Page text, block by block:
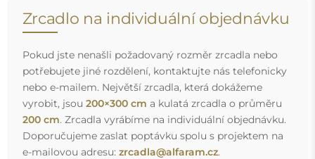
Zrcadlo na individuální objednávku
Pokud jste nenašli požadovaný rozměr zrcadla nebo
potřebujete jiné rozdělení, kontaktujte nás telefonicky
nebo e-mailem. Největší zrcadla, která dokážeme
vyrobit, jsou 200×300 cm a kulatá zrcadla o průměru
200 cm. Zrcadla vyrábíme na individuální objednávku.
Doporučujeme zaslat poptávku spolu s projektem na
e-mailovou adresu: zrcadla@alfaram.cz.